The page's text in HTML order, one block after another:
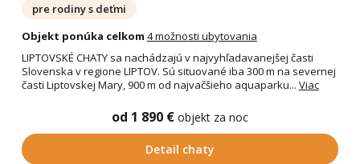
pre rodiny s deťmi
Objekt ponúka celkom 4 možnosti ubytovania
LIPTOVSKÉ CHATY sa nachádzajú v najvyhľadavanejšej časti
Slovenska v regione LIPTOV. Sú situované iba 300 m na severnej
časti Liptovskej Mary, 900 m od najvačšieho aquaparku... Viac
od 1 890 € objekt za noc
Detail chaty